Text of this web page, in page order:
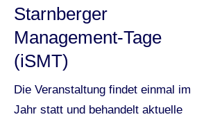
Starnberger
Management-Tage
(iSMT)
Die Veranstaltung findet einmal im
Jahr statt und behandelt aktuelle